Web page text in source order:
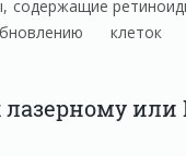
содержащие
лазерному или